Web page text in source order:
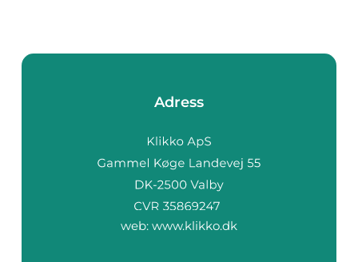
Adress
web: www.klikko.dk